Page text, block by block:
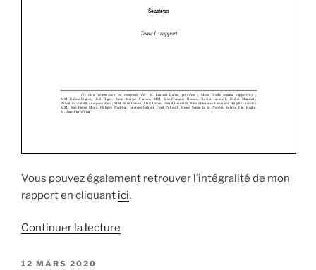
Vous pouvez également retrouver l’intégralité de mon
rapport en cliquant ici.
Continuer la lecture
PUBLIÉ
12 MARS 2020